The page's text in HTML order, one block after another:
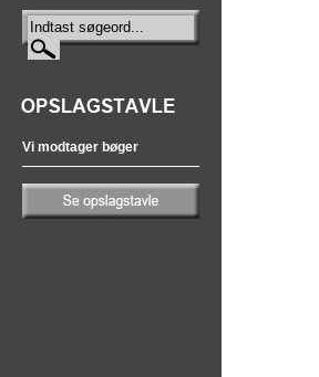
Vi modtager bøger